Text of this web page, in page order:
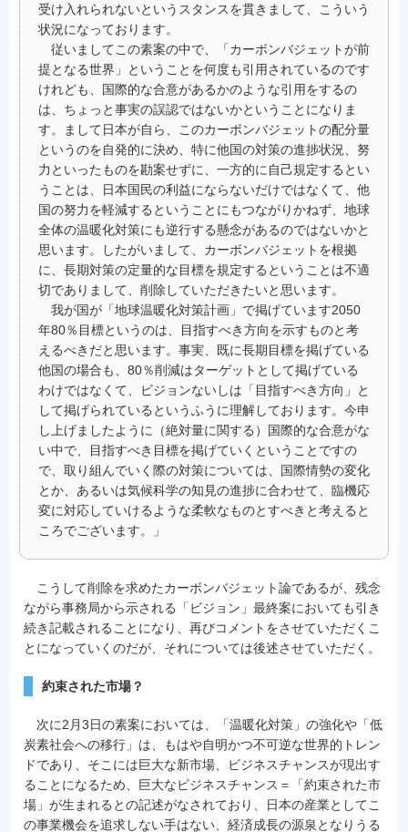
受け入れられないというスタンスを貫きまして、こういう
状況になっております。
従いましてこの素案の中で、「カーボンバジェットが前
提となる世界」ということを何度も引用されているのです
けれども、国際的な合意があるかのような引用をするの
は、ちょっと事実の誤認ではないかということになりま
す。まして日本が自ら、このカーボンバジェットの配分量
というのを自発的に決め、特に他国の対策の進捗状況、努
力といったものを勘案せずに、一方的に自己規定するとい
うことは、日本国民の利益にならないだけではなくて、他
国の努力を軽減するということにもつながりかねず、地球
全体の温暖化対策にも逆行する懸念があるのではないかと
思います。したがいまして、カーボンバジェットを根拠
に、長期対策の定量的な目標を規定するということは不適
切でありまして、削除していただきたいと思います。
我が国が「地球温暖化対策計画」で掲げています2050
年80％目標というのは、目指すべき方向を示すものと考
えるべきだと思います。事実、既に長期目標を掲げている
他国の場合も、80％削減はターゲットとして掲げている
わけではなくて、ビジョンないしは「目指すべき方向」と
して掲げられているというふうに理解しております。今申
し上げましたように（絶対量に関する）国際的な合意がな
い中で、目指すべき目標を掲げていくということですの
で、取り組んでいく際の対策については、国際情勢の変化
とか、あるいは気候科学の知見の進捗に合わせて、臨機応
変に対応していけるような柔軟なものとすべきと考えると
ころでございます。」
こうして削除を求めたカーボンバジェット論であるが、残念
ながら事務局から示される「ビジョン」最終案においても引き
続き記載されることになり、再びコメントをさせていただくこ
とになっていくのだが、それについては後述させていただく。
約束された市場？
次に2月3日の素案においては、「温暖化対策」の強化や「低
炭素社会への移行」は、もはや自明かつ不可逆な世界的トレン
ドであり、そこには巨大な新市場、ビジネスチャンスが現出す
ることになるため、巨大なビジネスチャンス＝「約束された市
場」が生まれるとの記述がなされており、日本の産業としてこ
の事業機会を追求しない手はない、経済成長の源泉となりうる